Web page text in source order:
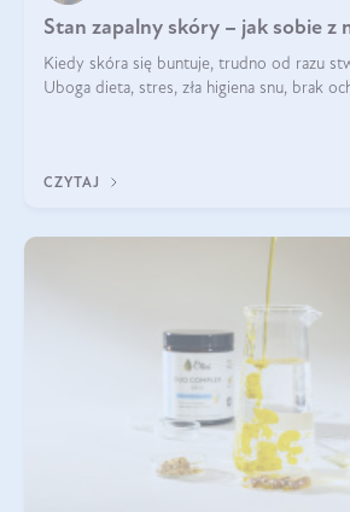
Stan zapalny skóry – jak sobie z
Kiedy skóra się buntuje, trudno od razu
Uboga dieta, stres, zła higiena snu, brak
CZYTAJ